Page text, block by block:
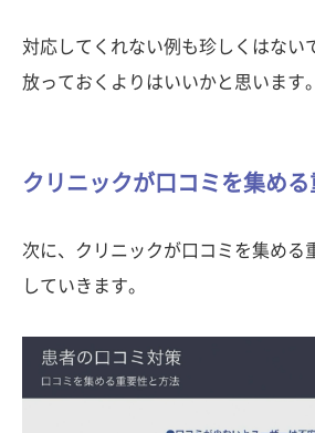
対応してくれない例も珍しくはない
放っておくよりはいいかと思います。
クリニックが口コミを集める
次に、クリニックが口コミを集める
していきます。